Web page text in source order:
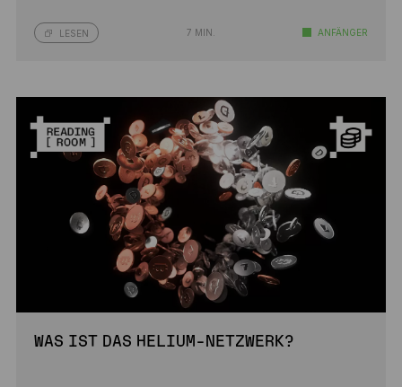
LESEN 7 MIN. ANFÄNGER
WAS IST DAS HELIUM-NETZWERK?